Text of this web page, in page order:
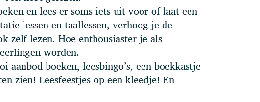
en lees er soms iets uit voor of laat een
lessen en taallessen, verhoog je de
zelf lezen. Hoe enthousiaster je als
worden.
boeken, leesbingo’s, een boekkastje
zien! Leesfeestjes op een kleedje! En